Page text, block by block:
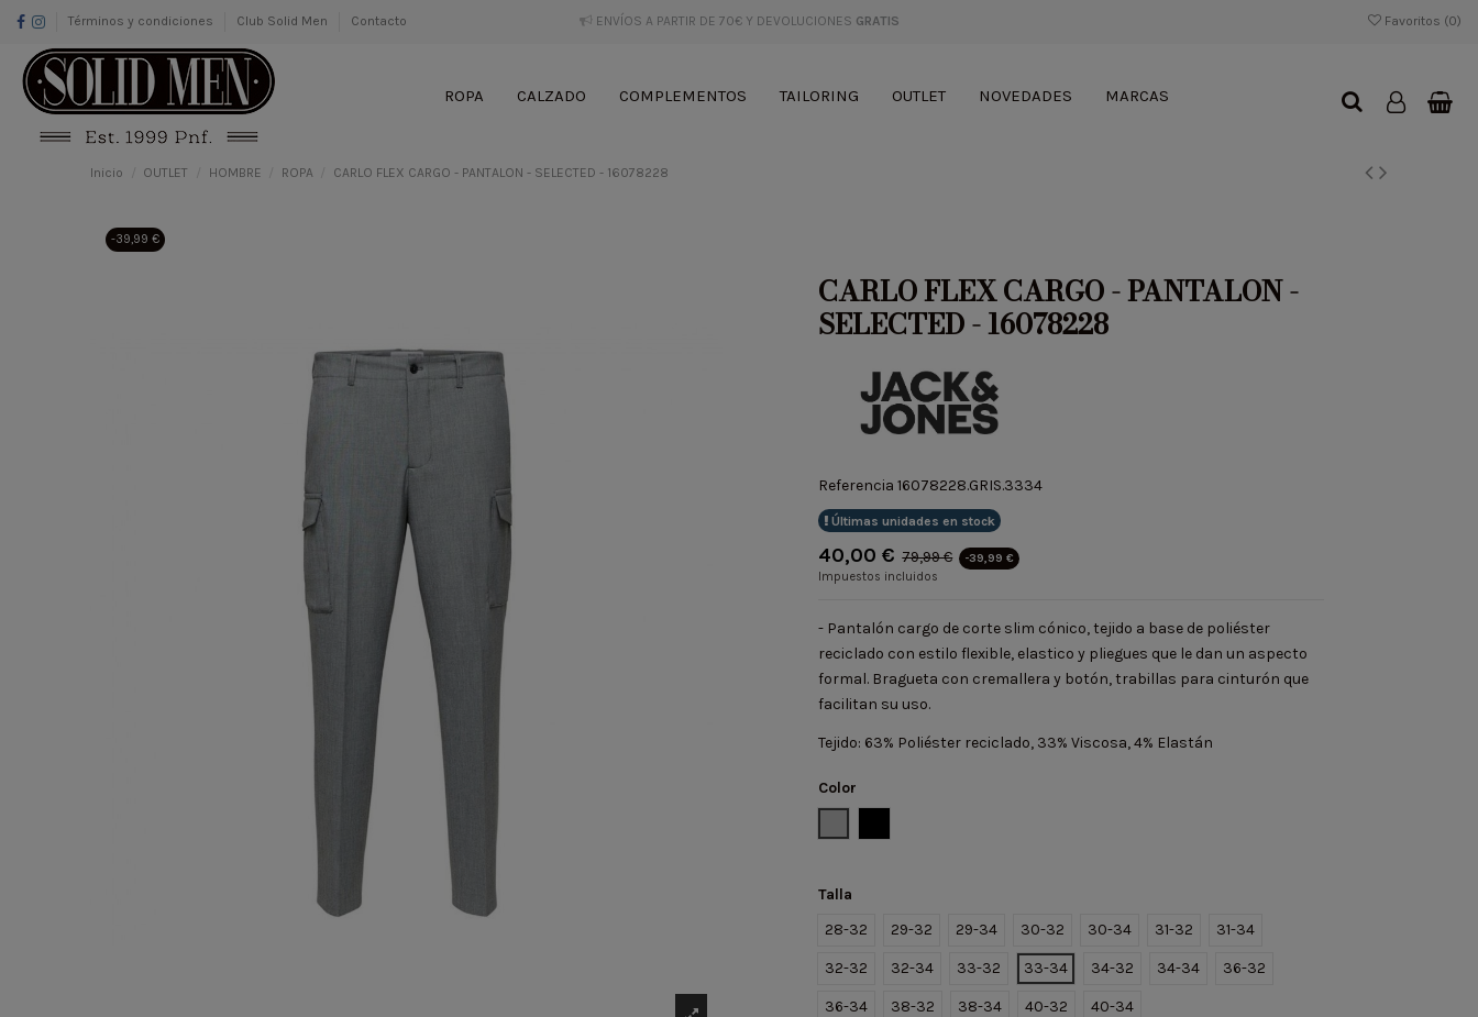
Términos y condiciones Club Solid Men Contacto ENVÍOS A PARTIR DE 70€ Y DEVOLUCIONES GRATIS Favoritos (0)
ROPA CALZADO COMPLEMENTOS TAILORING OUTLET NOVEDADES MARCAS
Inicio OUTLET HOMBRE ROPA CARLO FLEX CARGO - PANTALON - SELECTED - 16078228
-39,99 €
CARLO FLEX CARGO - PANTALON -
SELECTED - 16078228
Referencia 16078228.GRIS.3334
Últimas unidades en stock
40,00 € 79,99 €
-39,99 €
Impuestos incluidos
- Pantalón cargo de corte slim cónico, tejido a base de poliéster
reciclado con estilo flexible, elastico y pliegues que le dan un aspecto
formal. Bragueta con cremallera y botón, trabillas para cinturón que
facilitan su uso.
Tejido: 63% Poliéster reciclado, 33% Viscosa, 4% Elastán
Color
Talla
28-32
29-32 29-34 30-32 30-34 31-32 31-34
32-32 32-34 33-32 33-34 34-32 34-34 36-32
36-34 38-32 38-34 40-32 40-34